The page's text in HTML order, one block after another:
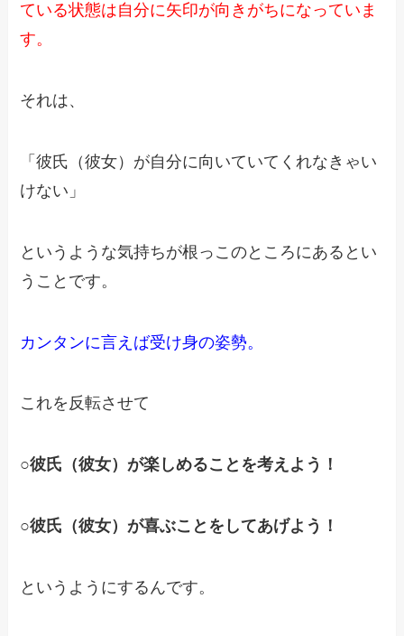
ている状態は自分に矢印が向きがちになっていま
す。
それは、
「彼氏（彼女）が自分に向いていてくれなきゃい
けない」
というような気持ちが根っこのところにあるとい
うことです。
カンタンに言えば受け身の姿勢。
これを反転させて
○彼氏（彼女）が楽しめることを考えよう！
○彼氏（彼女）が喜ぶことをしてあげよう！
というようにするんです。